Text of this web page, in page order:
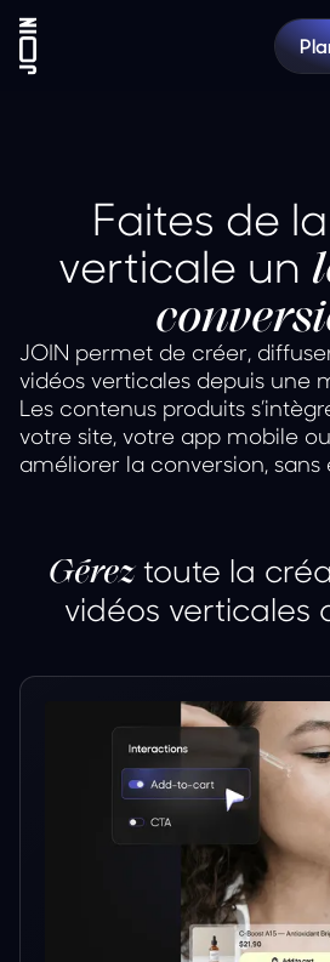
Faites de
verticale un
JOIN permet de créer,
vidéos verticales depuis une
Les contenus produits
votre site, votre app mobile
améliorer la conversion,
Géreztoute la
vidéos verticales